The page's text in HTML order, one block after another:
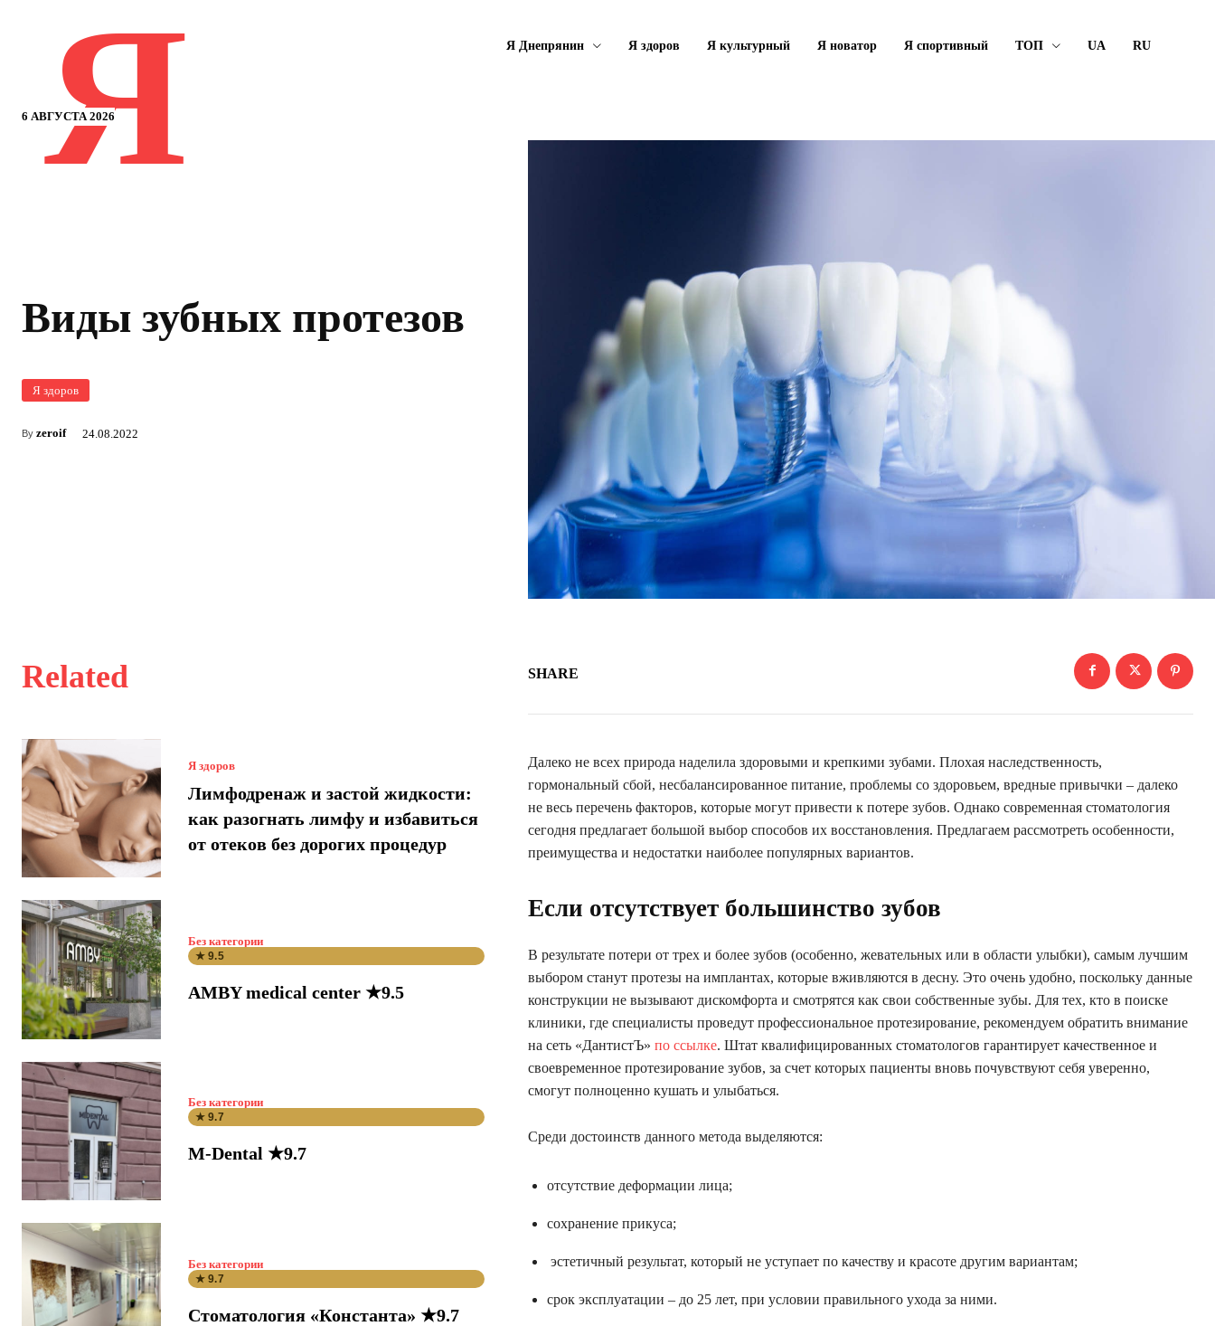
6 АВГУСТА 2026
Я Я Днепрянин Я здоров Я культурный Я новатор Я спортивный ТОП UA RU
Виды зубных протезов
Я здоров
By zeroif 24.08.2022
Related
Я здоров
Лимфодренаж и застой жидкости:
как разогнать лимфу и избавиться
от отеков без дорогих процедур
Без категории
★ 9.5
AMBY medical center ★9.5
Без категории
★ 9.7
M-Dental ★9.7
Без категории
★ 9.7
Стоматология «Константа» ★9.7
SHARE
Далеко не всех природа наделила здоровыми и крепкими зубами. Плохая наследственность,
гормональный сбой, несбалансированное питание, проблемы со здоровьем, вредные привычки – далеко
не весь перечень факторов, которые могут привести к потере зубов. Однако современная стоматология
сегодня предлагает большой выбор способов их восстановления. Предлагаем рассмотреть особенности,
преимущества и недостатки наиболее популярных вариантов.
Если отсутствует большинство зубов
В результате потери от трех и более зубов (особенно, жевательных или в области улыбки), самым лучшим
выбором станут протезы на имплантах, которые вживляются в десну. Это очень удобно, поскольку данные
конструкции не вызывают дискомфорта и смотрятся как свои собственные зубы. Для тех, кто в поиске
клиники, где специалисты проведут профессиональное протезирование, рекомендуем обратить внимание
на сеть «ДантистЪ» по ссылке. Штат квалифицированных стоматологов гарантирует качественное и
своевременное протезирование зубов, за счет которых пациенты вновь почувствуют себя уверенно,
смогут полноценно кушать и улыбаться.
Среди достоинств данного метода выделяются:
отсутствие деформации лица;
сохранение прикуса;
эстетичный результат, который не уступает по качеству и красоте другим вариантам;
срок эксплуатации – до 25 лет, при условии правильного ухода за ними.